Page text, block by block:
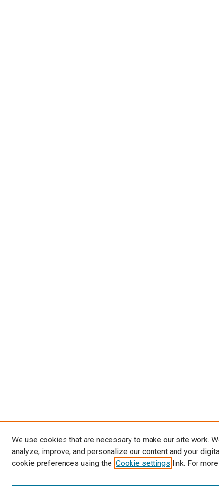
We use cookies that are necessary to make our site work.
analyze, improve, and personalize our content and your
cookie preferences using the Cookie settings link. For